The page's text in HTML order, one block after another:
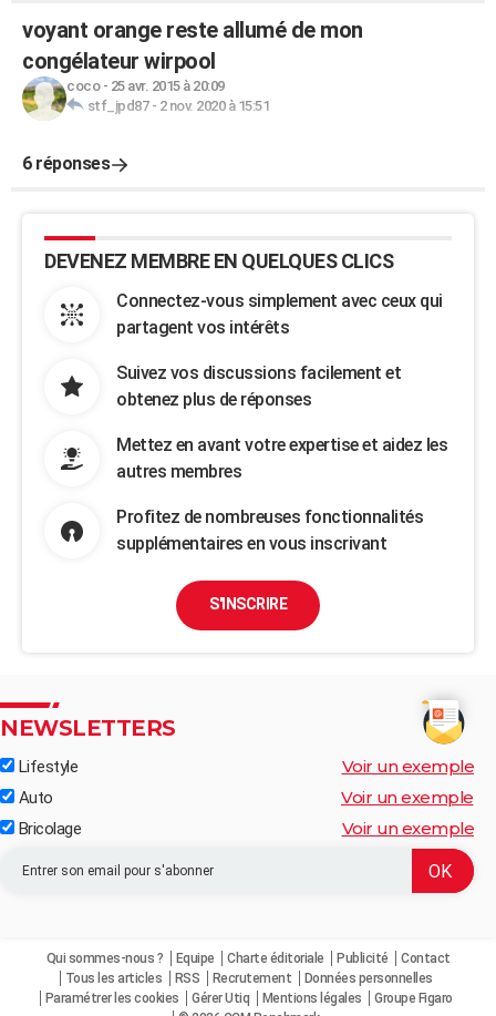
voyant orange reste allumé de mon
congélateur wirpool
coco- 25 avr. 2015 à 20:09
stf_jpd87- 2 nov. 2020 à 15:51
6 réponses
DEVENEZ MEMBRE EN QUELQUES CLICS
Connectez-vous simplement avec ceux qui
partagent vos intérêts
Suivez vos discussions facilement et
obtenez plus de réponses
Mettez en avant votre expertise et aidez les
autres membres
Profitez de nombreuses fonctionnalités
supplémentaires en vous inscrivant
S'INSCRIRE
NEWSLETTERS
Lifestyle Voir un exemple
Auto Voir un exemple
Bricolage Voir un exemple
Qui sommes-nous ? Equipe Charte éditoriale Publicité
Contact
Tous les articles
RSS Recrutement
Données personnelles
Paramétrer les cookies
Gérer Utiq Mentions légales
Groupe Figaro